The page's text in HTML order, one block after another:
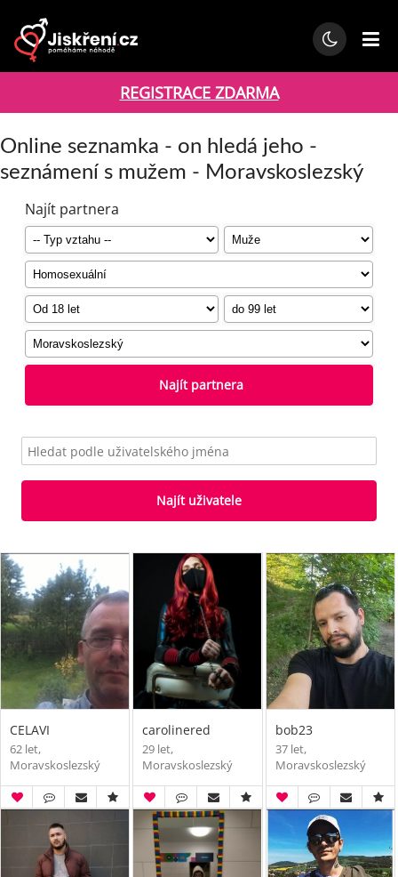
REGISTRACE ZDARMA
Online seznamka - on hledá jeho -
seznámení s mužem - Moravskoslezský
Najít partnera
Najít partnera
Najít uživatele
CELAVI
62 let,
Moravskoslezský
carolinered
29 let,
Moravskoslezský
bob23
37 let,
Moravskoslezský